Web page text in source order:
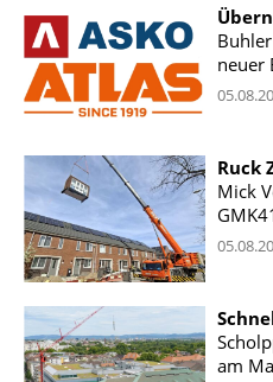
neuer
Ruck
Mick
am